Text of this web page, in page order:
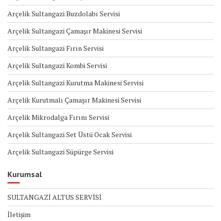
Arçelik Sultangazi Buzdolabı Servisi
Arçelik Sultangazi Çamaşır Makinesi Servisi
Arçelik Sultangazi Fırın Servisi
Arçelik Sultangazi Kombi Servisi
Arçelik Sultangazi Kurutma Makinesi Servisi
Arçelik Kurutmalı Çamaşır Makinesi Servisi
Arçelik Mikrodalga Fırını Servisi
Arçelik Sultangazi Set Üstü Ocak Servisi
Arçelik Sultangazi Süpürge Servisi
Kurumsal
SULTANGAZİ ALTUS SERVİSİ
İletişim